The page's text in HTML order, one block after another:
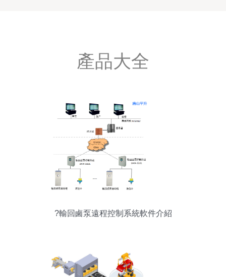
產品大全
?輸回鹵泵遠程控制系統軟件介紹